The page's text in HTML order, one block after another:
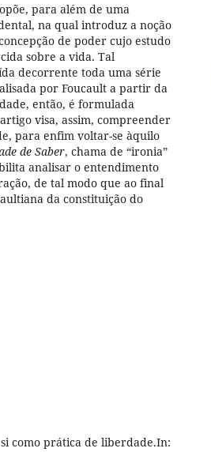
para além de uma
na qual introduz a noção
de poder cujo estudo
sobre a vida. Tal
decorrente toda uma série
por Foucault a partir da
então, é formulada
visa, assim, compreender
para enfim voltar-se àquilo
de Saber, chama de “ironia”
analisar o entendimento
de tal modo que ao final
da constituição do
como prática de liberdade.In: